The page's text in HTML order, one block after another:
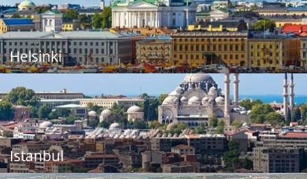
Helsinki
Istanbul